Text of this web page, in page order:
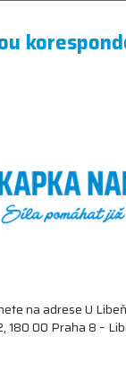
na adrese U
180 00 Praha 8 –